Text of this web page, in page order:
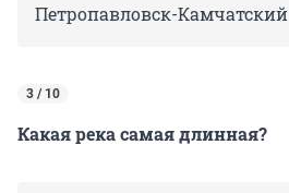
Петропавловск-Камчатский
3 / 10
Какая река самая длинная?